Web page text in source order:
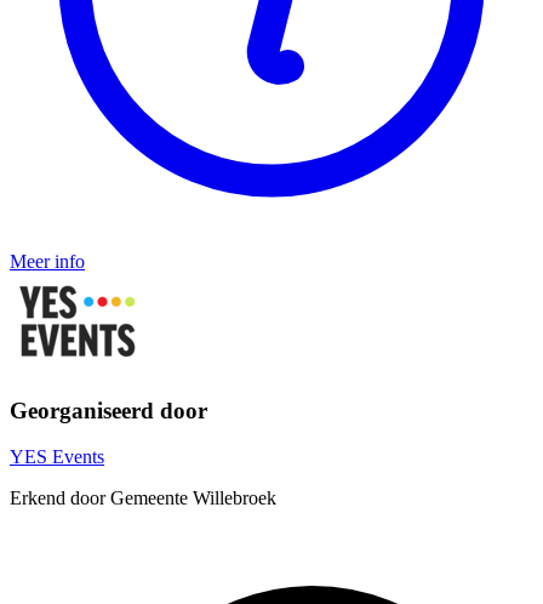
Meer info
Georganiseerd door
YES Events
Erkend door Gemeente Willebroek